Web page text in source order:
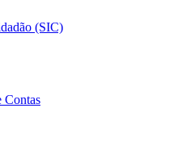
(SIC)
Contas